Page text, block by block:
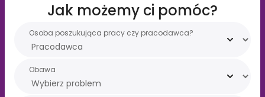
Jak możemy ci pomóc?
Osoba poszukująca pracy czy pracodawca?
Obawa